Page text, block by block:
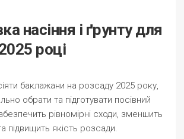
насіння і ґрунту для
році
баклажани на розсаду 2025 року,
обрати та підготувати посівний
рівномірні сходи, зменшить
підвищить якість розсади.